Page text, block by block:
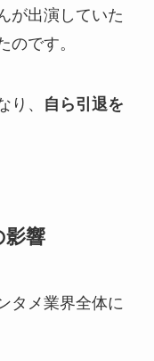
が出演していた
のです。
り、
自ら引退を
影響
タメ業界全体に